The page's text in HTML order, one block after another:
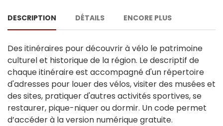
DESCRIPTION DÉTAILS ENCORE PLUS
Des itinéraires pour découvrir à vélo le patrimoine
culturel et historique de la région. Le descriptif de
chaque itinéraire est accompagné d'un répertoire
d'adresses pour louer des vélos, visiter des musées et
des sites, pratiquer d'autres activités sportives, se
restaurer, pique-niquer ou dormir. Un code permet
d’accéder à la version numérique gratuite.